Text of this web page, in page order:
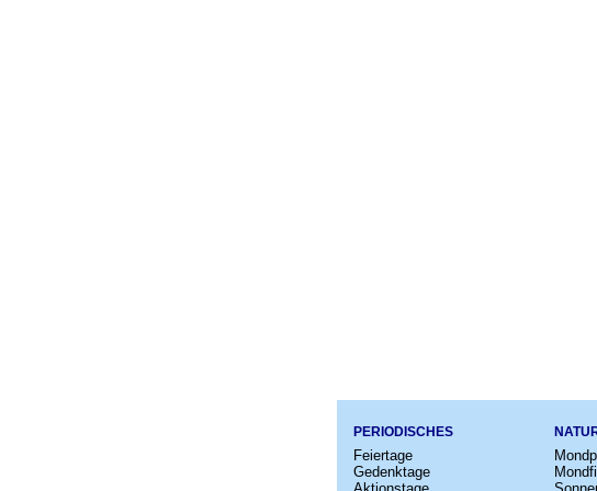
PERIODISCHES
Feiertage
Gedenktage